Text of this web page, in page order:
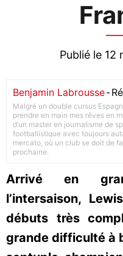
Publié le 12
Benjamin Labrousse-
Malgré un double cursus
prendre en main mes rêves en
d’un master en journalisme de
footballistique avec toujours
mercato, où un club se doit de
prochaine.
Arrivé en
l’intersaison,
débuts très
grande difficulté à